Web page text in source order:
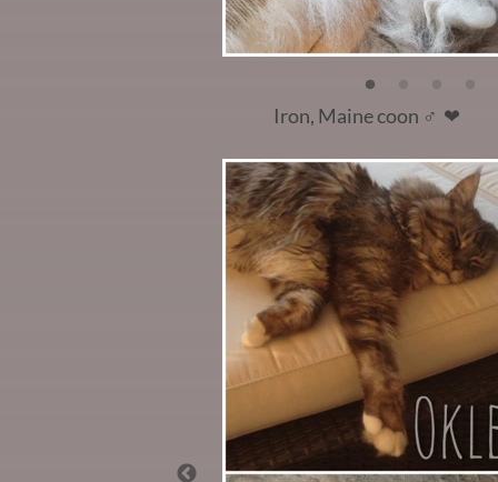
Iron, Maine coon ♂️ ❤